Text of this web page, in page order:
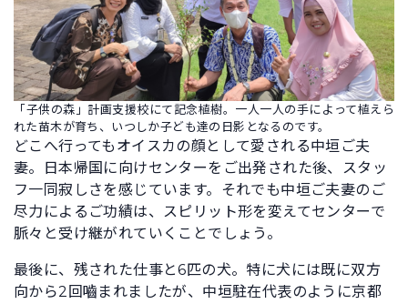
「子供の森」計画支援校にて記念植樹。一人一人の手によって植えら
れた苗木が育ち、いつしか子ども達の日影となるのです。
どこへ行ってもオイスカの顔として愛される中垣ご夫
妻。日本帰国に向けセンターをご出発された後、スタッ
フ一同寂しさを感じています。それでも中垣ご夫妻のご
尽力によるご功績は、スピリット形を変えてセンターで
脈々と受け継がれていくことでしょう。
最後に、残された仕事と6匹の犬。特に犬には既に双方
向から2回嚙まれましたが、中垣駐在代表のように京都